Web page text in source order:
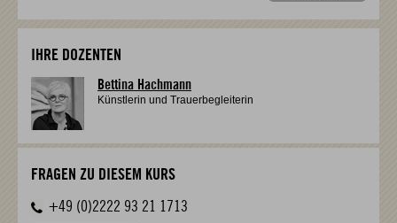
IHRE DOZENTEN
Bettina Hachmann
Künstlerin und Trauerbegleiterin
FRAGEN ZU DIESEM KURS
+49 (0)2222 93 21 1713